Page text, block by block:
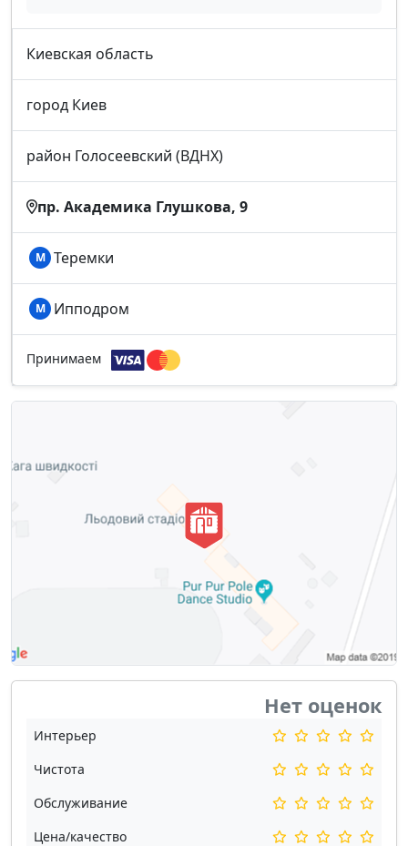
Киевская область
город Киев
район Голосеевский (ВДНХ)
пр. Академика Глушкова, 9
М Теремки
М Ипподром
Принимаем
Нет оценок
Интерьер
Чистота
Обслуживание
Цена/качество